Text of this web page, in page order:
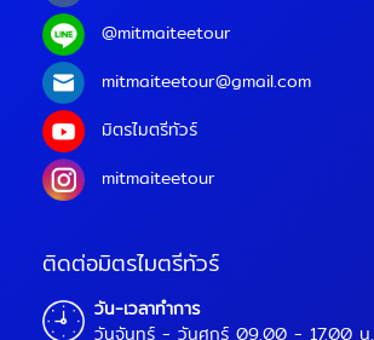
@mitmaiteetour
mitmaiteetour@gmail.com
มิตรไมตรีทัวร์
mitmaiteetour
ติดต่อมิตรไมตรีทัวร์
วัน-เวลาทำการ
วันจันทร์ - วันศุกร์ 09.00 - 17.00 น.